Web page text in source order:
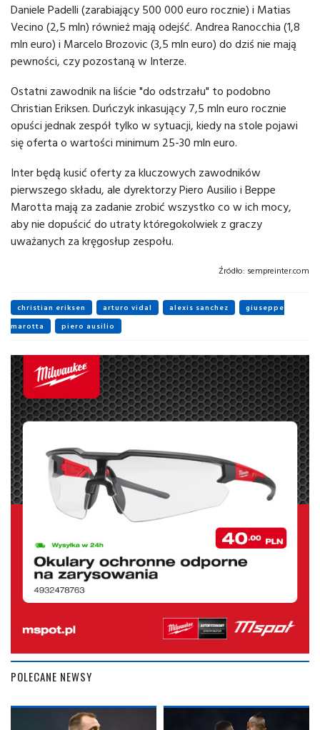
Daniele Padelli (zarabiający 500 000 euro rocznie) i Matias
Vecino (2,5 mln) również mają odejść. Andrea Ranocchia (1,8
mln euro) i Marcelo Brozovic (3,5 mln euro) do dziś nie mają
pewności, czy pozostaną w Interze.
Ostatni zawodnik na liście "do odstrzału" to podobno
Christian Eriksen. Duńczyk inkasujący 7,5 mln euro rocznie
opuści jednak zespół tylko w sytuacji, kiedy na stole pojawi
się oferta o wartości minimum 25-30 mln euro.
Inter będą kusić oferty za kluczowych zawodników
pierwszego składu, ale dyrektorzy Piero Ausilio i Beppe
Marotta mają za zadanie zrobić wszystko co w ich mocy,
aby nie dopuścić do utraty któregokolwiek z graczy
uważanych za kręgosłup zespołu.
Źródło: sempreinter.com
christian eriksen arturo vidal alexis sanchez
giuseppe
marotta
piero ausilio
POLECANE NEWSY